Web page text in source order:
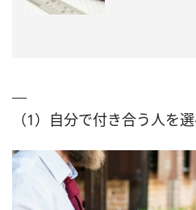
（1）自分で付き合う人を